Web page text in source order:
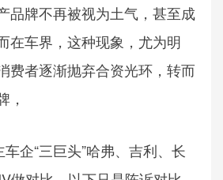
品牌不再被视为土气，甚至成
在车界，这种现象，尤为明
费者逐渐抛弃合资光环，转而
，
企“三巨头”哈弗、吉利、长